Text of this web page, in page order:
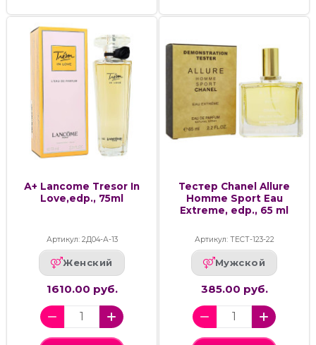
А+ Lancome Tresor In
Love,edp., 75ml
Артикул: 2Д04-А-13
Женский
1610.00 руб.
Тестер Chanel Allure
Homme Sport Eau
Extreme, edp., 65 ml
Артикул: ТЕСТ-123-22
Мужской
385.00 руб.